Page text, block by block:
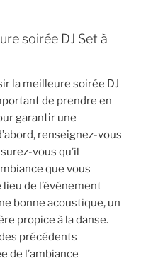
soirée DJ Set à
la meilleure soirée DJ
de prendre en
garantir une
renseignez-vous
vous qu’il
que vous
de l’événement
bonne acoustique, un
propice à la danse.
précédents
de l’ambiance